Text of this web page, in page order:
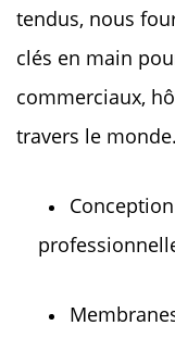
tendus, nous
clés en main
commerciaux,
travers le monde.